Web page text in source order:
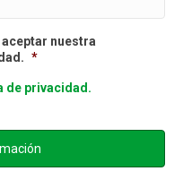
nuestra
*
de privacidad.